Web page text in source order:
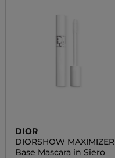
DIOR
DIORSHOW MAXIMIZER
Base Mascara in Siero